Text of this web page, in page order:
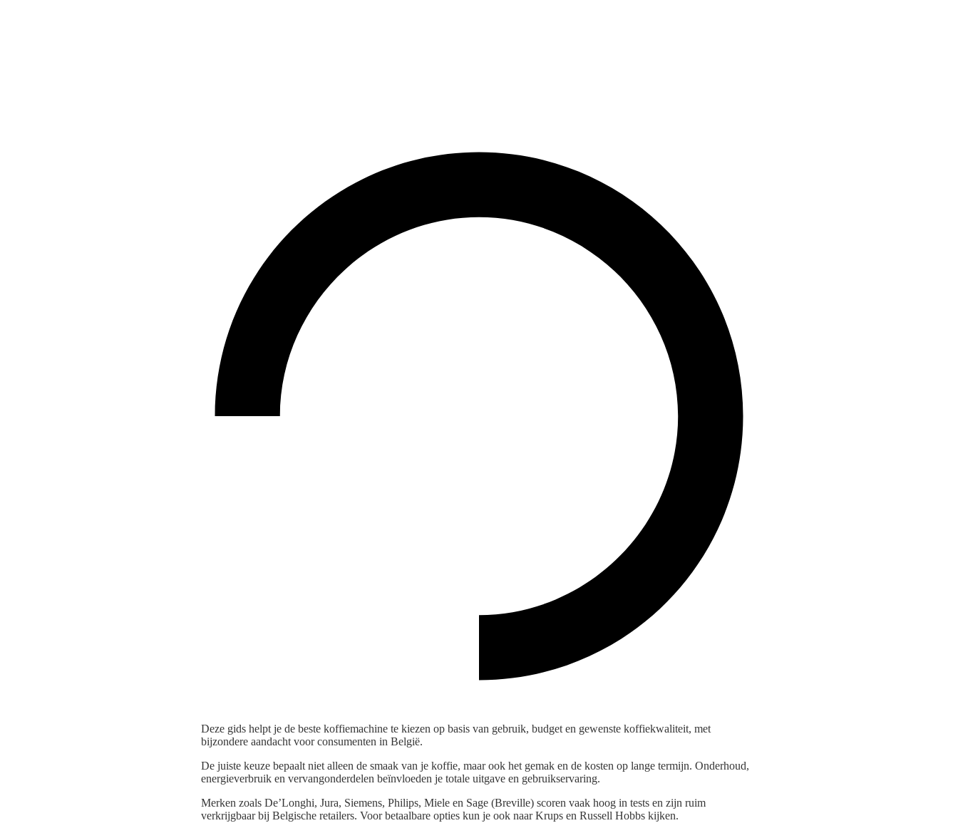
Deze gids helpt je de beste koffiemachine te kiezen op basis van gebruik, budget en gewenste koffiekwaliteit, met
bijzondere aandacht voor consumenten in België.
De juiste keuze bepaalt niet alleen de smaak van je koffie, maar ook het gemak en de kosten op lange termijn. Onderhoud,
energieverbruik en vervangonderdelen beïnvloeden je totale uitgave en gebruikservaring.
Merken zoals De’Longhi, Jura, Siemens, Philips, Miele en Sage (Breville) scoren vaak hoog in tests en zijn ruim
verkrijgbaar bij Belgische retailers. Voor betaalbare opties kun je ook naar Krups en Russell Hobbs kijken.